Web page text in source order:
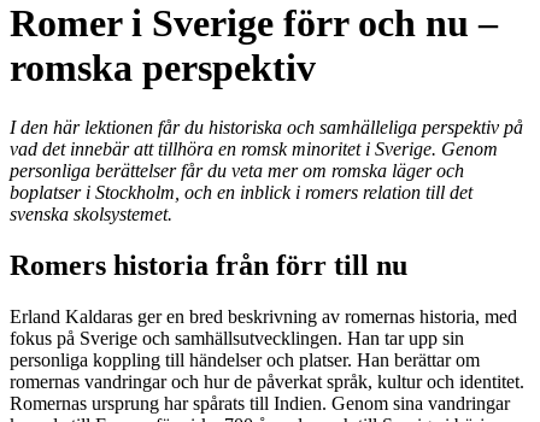
Romer i Sverige förr och nu –
romska perspektiv
I den här lektionen får du historiska och samhälleliga perspektiv på
vad det innebär att tillhöra en romsk minoritet i Sverige. Genom
personliga berättelser får du veta mer om romska läger och
boplatser i Stockholm, och en inblick i romers relation till det
svenska skolsystemet.
Romers historia från förr till nu
Erland Kaldaras ger en bred beskrivning av romernas historia, med
fokus på Sverige och samhällsutvecklingen. Han tar upp sin
personliga koppling till händelser och platser. Han berättar om
romernas vandringar och hur de påverkat språk, kultur och identitet.
Romernas ursprung har spårats till Indien. Genom sina vandringar